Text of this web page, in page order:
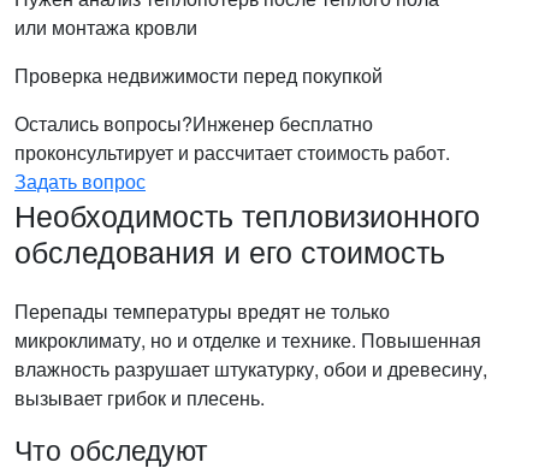
или монтажа кровли
Проверка недвижимости перед покупкой
Остались вопросы?Инженер бесплатно
проконсультирует и рассчитает стоимость работ.
Задать вопрос
Необходимость тепловизионного
обследования и его стоимость
Перепады температуры вредят не только
микроклимату, но и отделке и технике. Повышенная
влажность разрушает штукатурку, обои и древесину,
вызывает грибок и плесень.
Что обследуют